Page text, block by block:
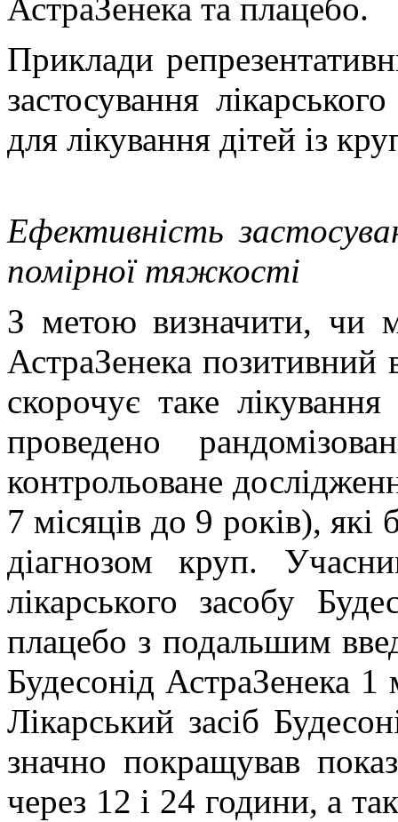
АстраЗенека та плацебо.
Приклади
застосування
для лікування дітей із
Ефективність
помірної тяжкості
З метою визначити, чи
АстраЗенека
скорочує таке
проведено
контрольоване
7 місяців до 9 років), які
діагнозом круп.
лікарського засобу
плацебо з подальшим
Будесонід АстраЗенека
Лікарський засіб
значно покращував
через 12 і 24 години, а